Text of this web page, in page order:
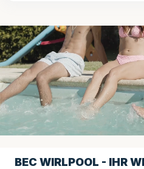
BEC WIRLPOOL - IHR